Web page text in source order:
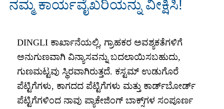
ನಮ್ಮ ಕಾರ್ಯವೈಖರಿಯನ್ನು ವೀಕ್ಷಿಸಿ!
DINGLI ಕಾರ್ಖಾನೆಯಲ್ಲಿ, ಗ್ರಾಹಕರ ಅವಶ್ಯಕತೆಗಳಿಗೆ
ಅನುಗುಣವಾಗಿ ವಿನ್ಯಾಸವನ್ನು ಬದಲಾಯಿಸಬಹುದು,
ಗುಣಮಟ್ಟವು ಸ್ಥಿರವಾಗಿರುತ್ತದೆ. ಕಸ್ಟಮ್ ಉಡುಗೊರೆ
ಪೆಟ್ಟಿಗೆಗಳು, ಕಾಗದದ ಪೆಟ್ಟಿಗೆಗಳು ಮತ್ತು ಕಾರ್ಡ್‌ಬೋರ್ಡ್
ಪೆಟ್ಟಿಗೆಗಳಿಂದ ನಾವು ಪ್ಯಾಕೇಜಿಂಗ್ ಬಾಕ್ಸ್‌ಗಳ ಸಂಪೂರ್ಣ